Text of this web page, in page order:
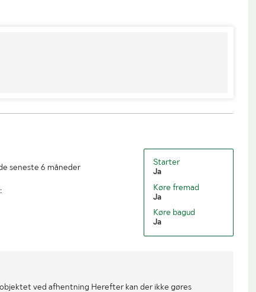
seneste 6 måneder
Starter
Ja
Køre fremad
Ja
Køre bagud
Ja
ved afhentning Herefter kan der ikke gøres